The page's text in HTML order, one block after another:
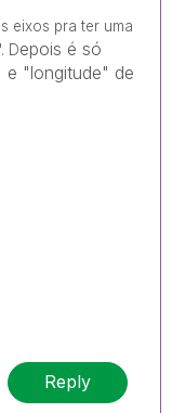
eixos pra ter uma
Depois é só
e "longitude" de
Reply